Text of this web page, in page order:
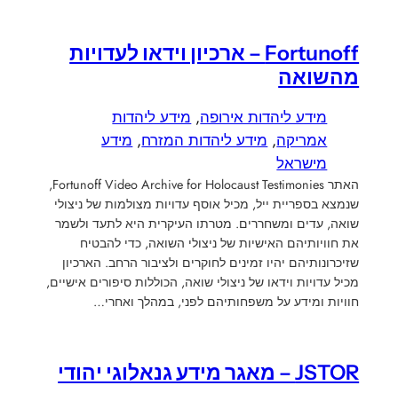
Fortunoff – ארכיון וידאו לעדויות
מהשואה
מידע ליהדות אירופה, מידע ליהדות
אמריקה, מידע ליהדות המזרח, מידע
מישראל
האתר Fortunoff Video Archive for Holocaust Testimonies,
שנמצא בספריית ייל, מכיל אוסף עדויות מצולמות של ניצולי
שואה, עדים ומשחררים. מטרתו העיקרית היא לתעד ולשמר
את חוויותיהם האישיות של ניצולי השואה, כדי להבטיח
שזיכרונותיהם יהיו זמינים לחוקרים ולציבור הרחב. הארכיון
מכיל עדויות וידאו של ניצולי שואה, הכוללות סיפורים אישיים,
חוויות ומידע על משפחותיהם לפני, במהלך ואחרי…
JSTOR – מאגר מידע גנאלוגי יהודי